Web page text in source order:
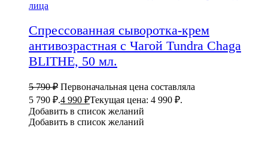
лица
Спрессованная сыворотка-крем
антивозрастная с Чагой Tundra Chaga
BLITHE, 50 мл.
5 790₽ Первоначальная цена составляла
5 790 ₽.4 990 ₽Текущая цена: 4 990 ₽.
Добавить в список желаний
Добавить в список желаний